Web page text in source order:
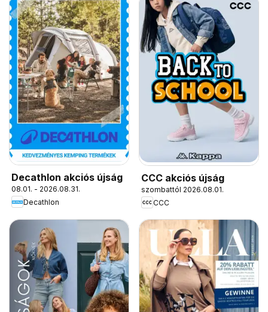
Decathlon akciós újság
08.01. - 2026.08.31.
Decathlon
CCC akciós újság
szombattól 2026.08.01.
CCC